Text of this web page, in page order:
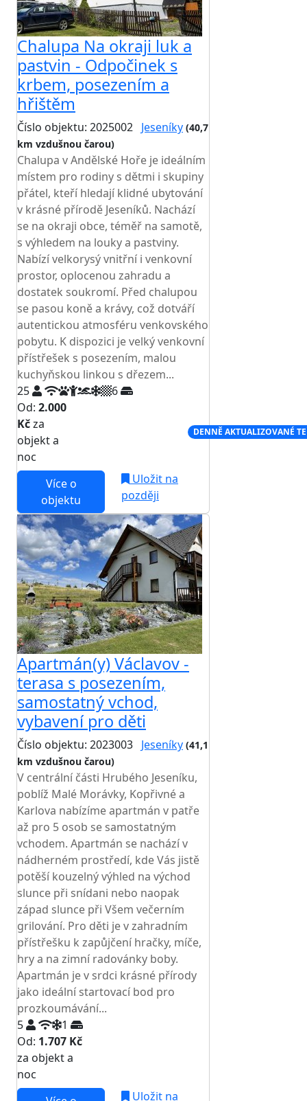
Chalupa Na okraji luk a
pastvin - Odpočinek s
krbem, posezením a
hřištěm
Číslo objektu: 2025002 Jeseníky (40,7
km vzdušnou čarou)
Chalupa v Andělské Hoře je ideálním
místem pro rodiny s dětmi i skupiny
přátel, kteří hledají klidné ubytování
v krásné přírodě Jeseníků. Nachází
se na okraji obce, téměř na samotě,
s výhledem na louky a pastviny.
Nabízí velkorysý vnitřní i venkovní
prostor, oplocenou zahradu a
dostatek soukromí. Před chalupou
se pasou koně a krávy, což dotváří
autentickou atmosféru venkovského
pobytu. K dispozici je velký venkovní
přístřešek s posezením, malou
kuchyňskou linkou s dřezem...
25
6
Od: 2.000
Kčza
objekt a
noc
DENNĚ AKTUALIZOVANÉ
Více o
objektu
Uložit na
později
Apartmán(y) Václavov -
terasa s posezením,
samostatný vchod,
vybavení pro děti
Číslo objektu: 2023003 Jeseníky (41,1
km vzdušnou čarou)
V centrální části Hrubého Jeseníku,
poblíž Malé Morávky, Kopřivné a
Karlova nabízíme apartmán v patře
až pro 5 osob se samostatným
vchodem. Apartmán se nachází v
nádherném prostředí, kde Vás jistě
potěší kouzelný výhled na východ
slunce při snídani nebo naopak
západ slunce při Všem večerním
grilování. Pro děti je v zahradním
přístřešku k zapůjčení hračky, míče,
hry a na zimní radovánky boby.
Apartmán je v srdci krásné přírody
jako ideální startovací bod pro
prozkoumávání...
5
1
Od: 1.707 Kč
za objekt a
noc
Uložit na